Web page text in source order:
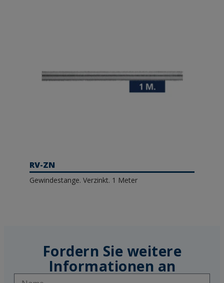
RV-ZN
Gewindestange. Verzinkt. 1 Meter
Fordern Sie weitere
Informationen an